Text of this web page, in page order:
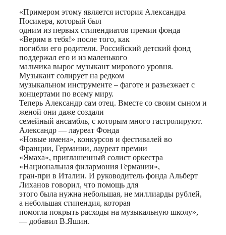
«Примером этому является история Александра
Посикера, который был
одним из первых стипендиатов премии фонда
«Верим в тебя!» после того, как
погибли его родители. Российский детский фонд
поддержал его и из маленького
мальчика вырос музыкант мирового уровня.
Музыкант солирует на редком
музыкальном инструменте – фаготе и разъезжает с
концертами по всему миру.
Теперь Александр сам отец. Вместе со своим сыном и
женой они даже создали
семейный ансамбль, с которым много гастролируют.
Александр — лауреат Фонда
«Новые имена», конкурсов и фестивалей во
Франции, Германии, лауреат премии
«Ямаха», приглашенный солист оркестра
«Национальная филармония Германии»,
гран-при в Италии. И руководитель фонда Альберт
Лиханов говорил, что помощь для
этого была нужна небольшая, не миллиарды рублей,
а небольшая стипендия, которая
помогла покрыть расходы на музыкальную школу»,
— добавил В.Яшин.